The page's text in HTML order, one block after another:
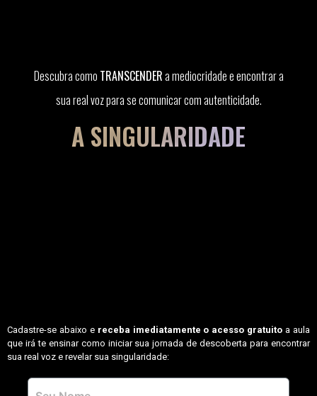
Descubra como TRANSCENDERa mediocridade e encontrar a
sua real voz para se comunicar com autenticidade.
A SINGULARIDADE
Cadastre-se abaixo e receba imediatamente o acesso gratuito a aula
que irá te ensinar como iniciar sua jornada de descoberta para encontrar
sua real voz e revelar sua singularidade: